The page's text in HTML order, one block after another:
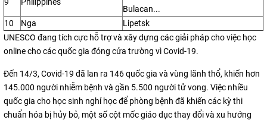
Bulacan...
10
Nga
Lipetsk
UNESCO đang tích cực hỗ trợ và xây dựng các giải pháp cho việc học
online cho các quốc gia đóng cửa trường vì Covid-19.
Đến 14/3, Covid-19 đã lan ra 146 quốc gia và vùng lãnh thổ, khiến hơn
145.000 người nhiễm bệnh và gần 5.500 người tử vong. Việc nhiều
quốc gia cho học sinh nghỉ học để phòng bệnh đã khiến các kỳ thi
chuẩn hóa bị hủy bỏ, một số cột mốc giáo dục thay đổi và xu hướng